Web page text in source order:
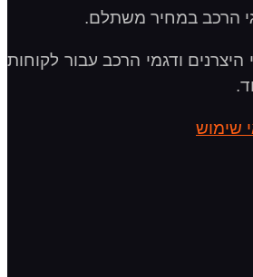
הרכב במחיר משתלם.
היצרנים ודגמי הרכב עבור לקוחות
שימוש